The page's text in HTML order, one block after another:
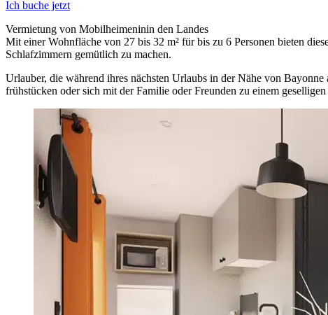
Ich buche jetzt
Vermietung von Mobilheimeninin den Landes
Mit einer Wohnfläche von 27 bis 32 m² für bis zu 6 Personen bieten
Schlafzimmern gemütlich zu machen.
Urlauber, die während ihres nächsten Urlaubs in der Nähe von
frühstücken oder sich mit der Familie oder Freunden zu einem